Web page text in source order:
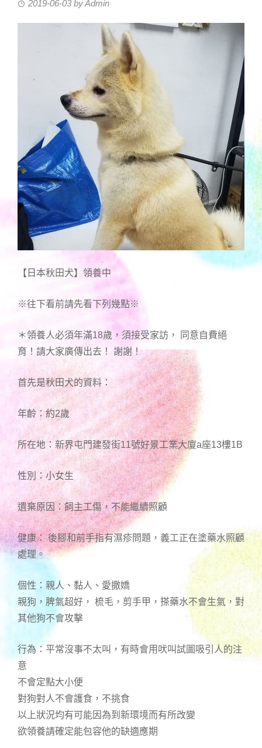
2019-06-03 byAdmin
【日本秋田犬】領養中
※往下看前請先看下列幾點※
＊領養人必須年滿18歲，須接受家訪， 同意自費絕
育！請大家廣傳出去！ 謝謝！
首先是秋田犬的資料：
年齡：約2歲
所在地：新界屯門建發街11號好景工業大廈a座13樓1B
性別：小女生
遺棄原因：飼主工傷，不能繼續照顧
健康： 後腳和前手指有濕疹問題，義工正在塗藥水照顧
處理。
個性：親人、黏人、愛撒嬌
親狗，脾氣超好， 梳毛，剪手甲，搽藥水不會生氣，對
其他狗不會攻擊
行為：平常沒事不太叫，有時會用吠叫試圖吸引人的注
意
不會定點大小便
對狗對人不會護食，不挑食
以上狀況均有可能因為到新環境而有所改變
欲領養請確定能包容他的缺適應期